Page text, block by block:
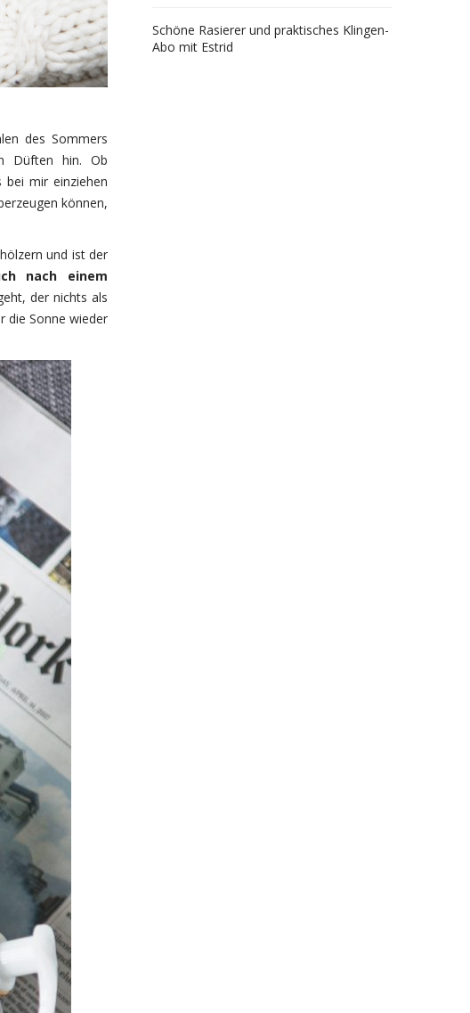
des Sommers
Düften hin. Ob
mir einziehen
können,
und ist der
nach einem
der nichts als
die Sonne wieder
Schöne Rasierer und praktisches Klingen-
Abo mit Estrid